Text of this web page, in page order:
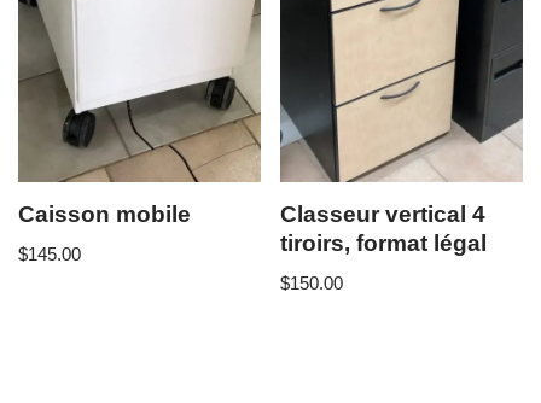
Caisson mobile
$145.00
Classeur vertical 4
tiroirs, format légal
$150.00